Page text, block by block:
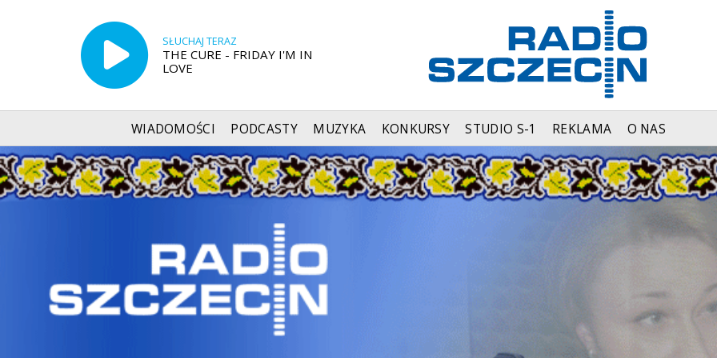
SŁUCHAJ TERAZ
THE CURE - FRIDAY I'M IN
LOVE
WIADOMOŚCI PODCASTY MUZYKA KONKURSY STUDIO S-1 REKLAMA O NAS